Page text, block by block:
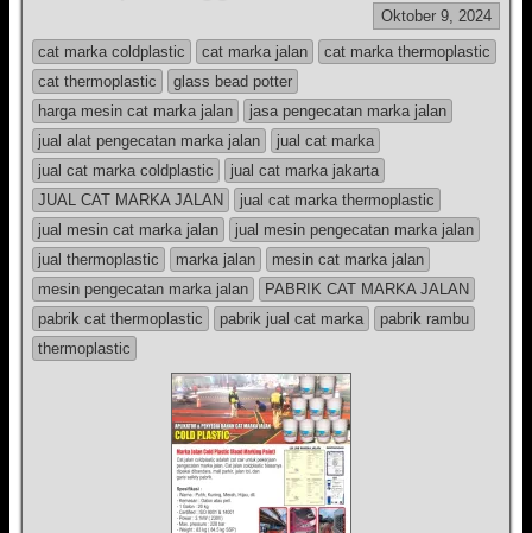
Oktober 9, 2024
cat marka coldplastic
cat marka jalan
cat marka thermoplastic
cat thermoplastic
glass bead potter
harga mesin cat marka jalan
jasa pengecatan marka jalan
jual alat pengecatan marka jalan
jual cat marka
jual cat marka coldplastic
jual cat marka jakarta
JUAL CAT MARKA JALAN
jual cat marka thermoplastic
jual mesin cat marka jalan
jual mesin pengecatan marka jalan
jual thermoplastic
marka jalan
mesin cat marka jalan
mesin pengecatan marka jalan
PABRIK CAT MARKA JALAN
pabrik cat thermoplastic
pabrik jual cat marka
pabrik rambu
thermoplastic